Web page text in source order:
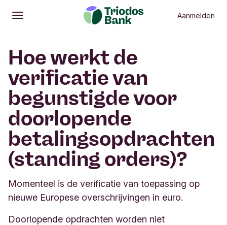
Openen
Hoofdmenu Aanmelden
Hoe werkt de
verificatie van
begunstigde voor
doorlopende
betalingsopdrachten
(standing orders)?
Momenteel is de verificatie van toepassing op
nieuwe Europese overschrijvingen in euro.
Doorlopende opdrachten worden niet